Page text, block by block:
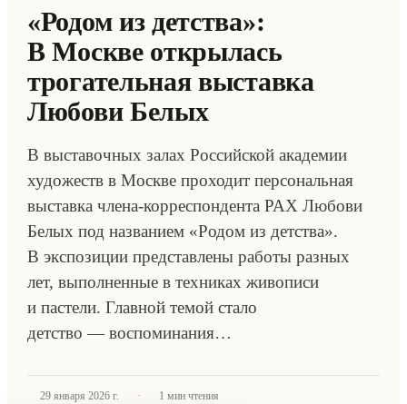
«Родом из детства»:
В Москве открылась
трогательная выставка
Любови Белых
В выставочных залах Российской академии
художеств в Москве проходит персональная
выставка члена-корреспондента РАХ Любови
Белых под названием «Родом из детства».
В экспозиции представлены работы разных
лет, выполненные в техниках живописи
и пастели. Главной темой стало
детство — воспоминания…
29 января 2026 г. · 1 мин чтения